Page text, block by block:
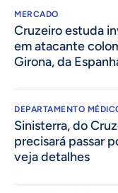
MERCADO
Cruzeiro estuda
em atacante
Girona, da
DEPARTAMENTO
Sinisterra, do
precisará passar
veja detalhes